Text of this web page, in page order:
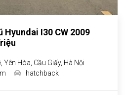
Hyundai I30 CW 2009
Yên Hòa, Cầu Giấy, Hà Nội
hatchback